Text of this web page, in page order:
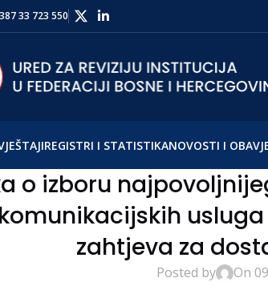
33 723 550
REGISTRI I STATISTIKANOVOSTI I
o izboru
zahtjeva za
Posted by On